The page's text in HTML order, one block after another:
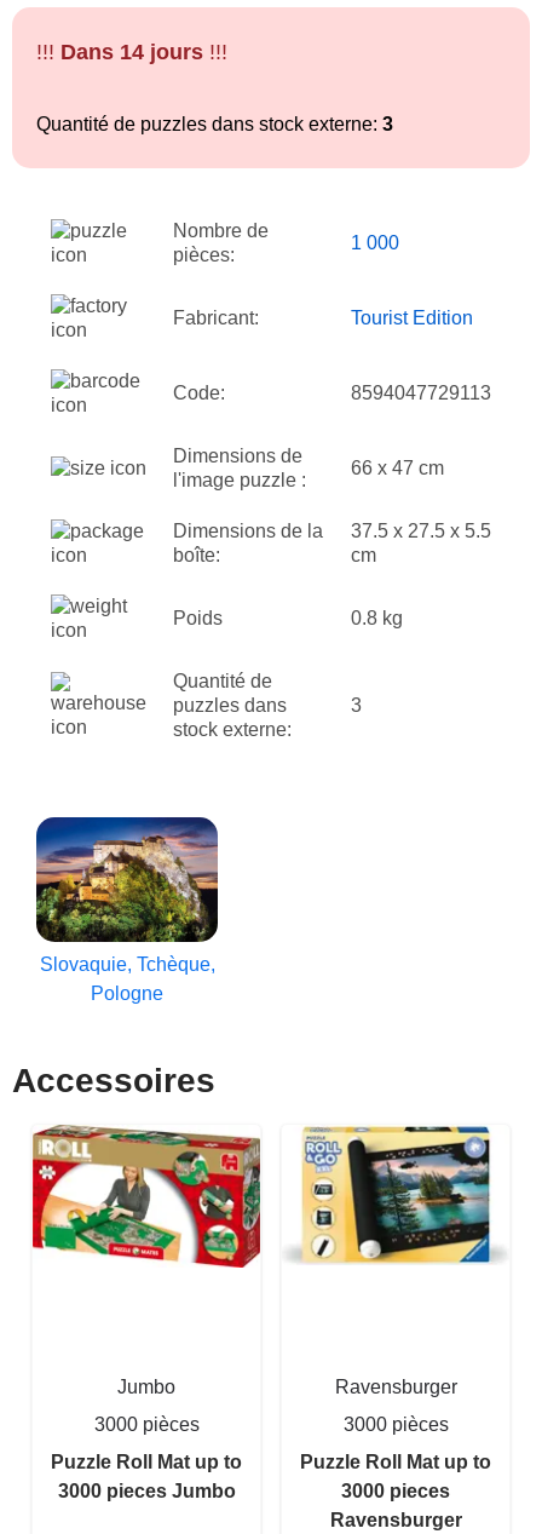
!!! Dans 14 jours !!!
Quantité de puzzles dans stock externe: 3
Nombre de
pièces:
1 000
Fabricant: Tourist Edition
Code: 8594047729113
Dimensions de
l'image puzzle :
66 x 47 cm
Dimensions de la
boîte:
37.5 x 27.5 x 5.5
cm
Poids 0.8 kg
Quantité de
puzzles dans
stock externe:
3
Slovaquie, Tchèque,
Pologne
Accessoires
Jumbo
3000 pièces
Puzzle Roll Mat up to
3000 pieces Jumbo
Ravensburger
3000 pièces
Puzzle Roll Mat up to
3000 pieces
Ravensburger